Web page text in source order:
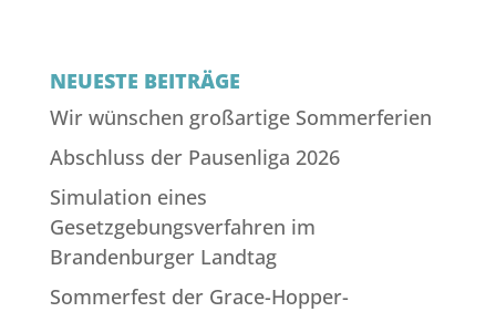
NEUESTE BEITRÄGE
Wir wünschen großartige Sommerferien
Abschluss der Pausenliga 2026
Simulation eines
Gesetzgebungsverfahren im
Brandenburger Landtag
Sommerfest der Grace-Hopper-